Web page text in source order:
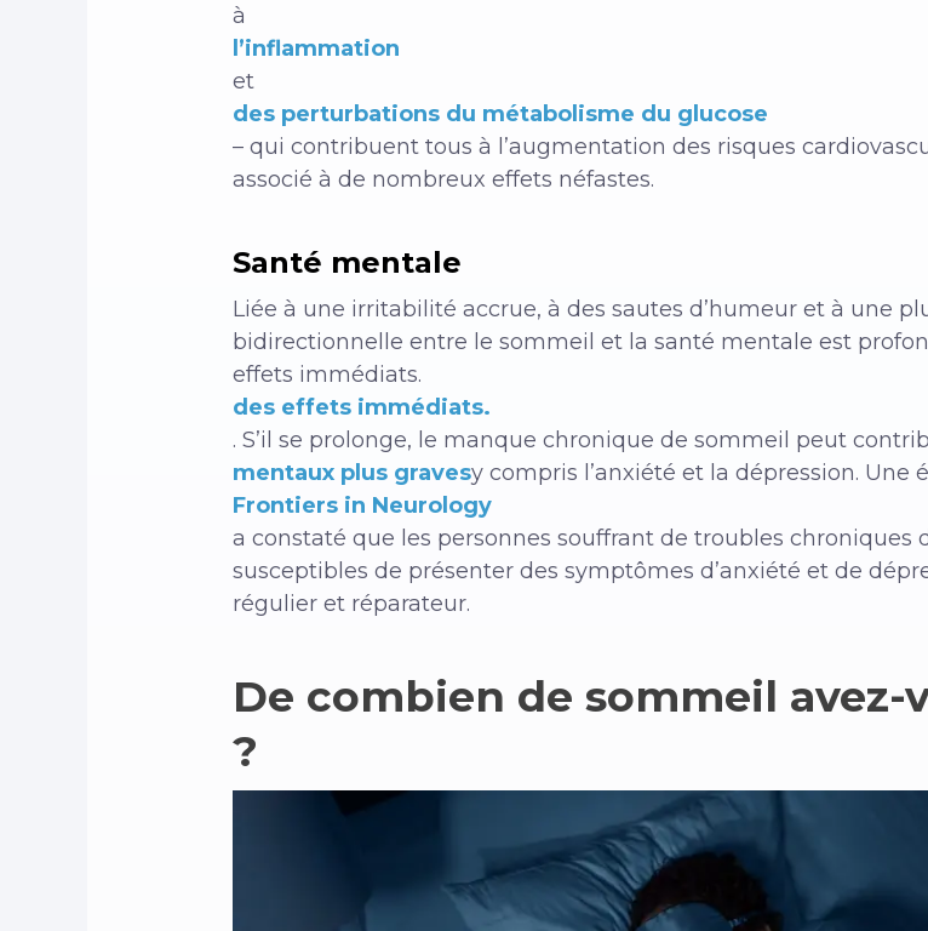
à
l’inflammation
et
des perturbations du métabolisme du glucose
– qui contribuent tous à l’augmentation des risques
associé à de nombreux effets néfastes.
Santé mentale
Liée à une irritabilité accrue, à des sautes d’humeur et à une
bidirectionnelle entre le sommeil et la santé mentale est
effets immédiats.
des effets immédiats.
. S’il se prolonge, le manque chronique de sommeil peut
mentaux plus gravesy compris l’anxiété et la dépression. Une
Frontiers in Neurology
a constaté que les personnes souffrant de troubles
susceptibles de présenter des symptômes d’anxiété et de
régulier et réparateur.
De combien de sommeil
?